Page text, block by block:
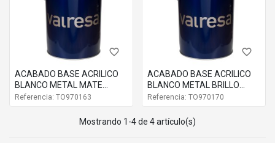
favorite_border
ACABADO BASE ACRILICO
BLANCO METAL MATE
970163
Referencia: TO970163
favorite_border
ACABADO BASE ACRILICO
BLANCO METAL BRILLO
970170
Referencia: TO970170
Mostrando 1-4 de 4 artículo(s)